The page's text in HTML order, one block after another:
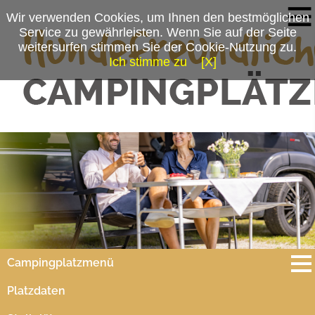
Campingplatzmenü
Platzdaten
Wir verwenden Cookies, um Ihnen den bestmöglichen
Service zu gewährleisten. Wenn Sie auf der Seite
weitersurfen stimmen Sie der Cookie-Nutzung zu.
Ich stimme zu
[X]